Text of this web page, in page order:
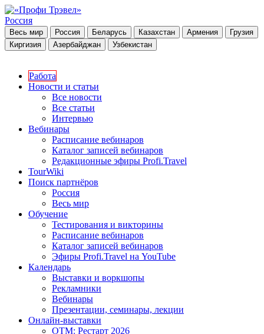
Россия
Весь мир Россия Беларусь Казахстан Армения
Грузия
Киргизия
Азербайджан Узбекистан
Работа
Новости и статьи
Все новости
Все статьи
Интервью
Вебинары
Расписание вебинаров
Каталог записей вебинаров
Редакционные эфиры Profi.Travel
TourWiki
Поиск партнёров
Россия
Весь мир
Обучение
Тестирования и викторины
Расписание вебинаров
Каталог записей вебинаров
Эфиры Profi.Travel на YouTube
Календарь
Выставки и воркшопы
Рекламники
Вебинары
Презентации, семинары, лекции
Онлайн-выставки
OTM: Рестарт 2026